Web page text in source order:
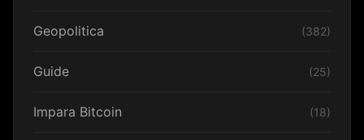
Geopolitica (382)
Guide (25)
Impara Bitcoin (18)